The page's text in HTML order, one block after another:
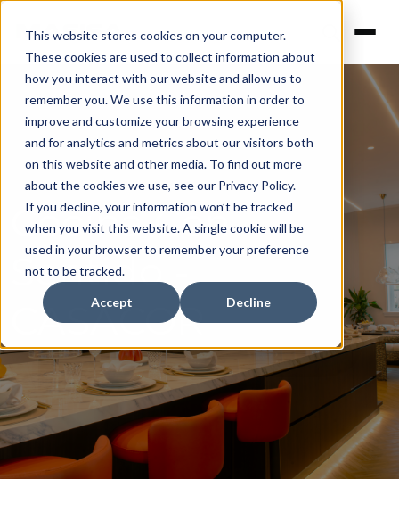
This website stores cookies on your computer.
These cookies are used to collect information about
how you interact with our website and allow us to
remember you. We use this information in order to
improve and customize your browsing experience
and for analytics and metrics about our visitors both
on this website and other media. To find out more
about the cookies we use, see our Privacy Policy.
If you decline, your information won’t be tracked
when you visit this website. A single cookie will be
used in your browser to remember your preference
not to be tracked.
Accept Decline
Cocina Con
Sentido -
CASACOR